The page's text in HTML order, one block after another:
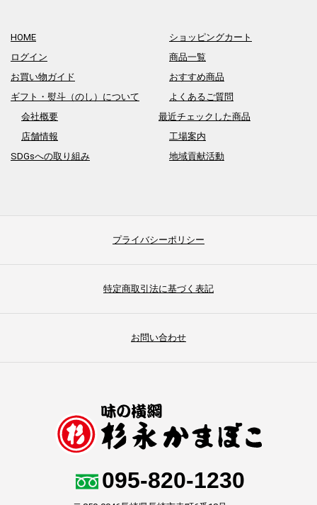
HOME
ショッピングカート
ログイン
商品一覧
お買い物ガイド
おすすめ商品
ギフト・熨斗（のし）について
よくあるご質問
会社概要
最近チェックした商品
店舗情報
工場案内
SDGsへの取り組み
地域貢献活動
プライバシーポリシー
特定商取引法に基づく表記
お問い合わせ
095-820-1230